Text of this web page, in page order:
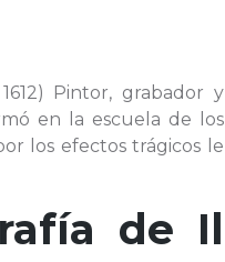
Pintor, grabador y
en la escuela de los
los efectos trágicos le
de Il